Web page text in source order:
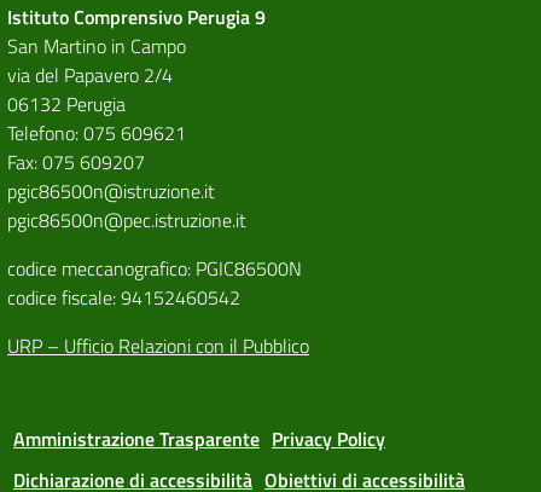
Istituto Comprensivo Perugia 9
San Martino in Campo
via del Papavero 2/4
06132 Perugia
Telefono: 075 609621
Fax: 075 609207
pgic86500n@istruzione.it
pgic86500n@pec.istruzione.it
codice meccanografico: PGIC86500N
codice fiscale: 94152460542
URP – Ufficio Relazioni con il Pubblico
Amministrazione Trasparente Privacy Policy
Dichiarazione di accessibilità Obiettivi di accessibilità